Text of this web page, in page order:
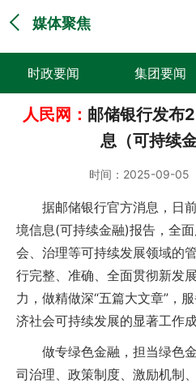
媒体聚焦
时政要闻 集团要闻
媒体聚焦 党建动态
人民网： 邮储银行发布
息（可持续
时间： 2025-09-05
据邮储银行官方消息，日
境信息(可持续金融)报告，全
会、治理等可持续发展领域的
行完整、准确、全面贯彻新发
力，做精做深“五篇大文章”，
济社会可持续发展的显著工作成
做专绿色金融，担当绿色金
司治理、政策制度、激励机制